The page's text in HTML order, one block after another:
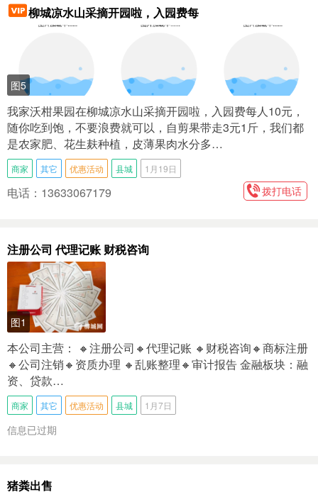
柳城凉水山采摘开园啦，入园费每
图5
我家沃柑果园在柳城凉水山采摘开园啦，入园费每人10元，
随你吃到饱，不要浪费就可以，自剪果带走3元1斤，我们都
是农家肥、花生麸种植，皮薄果肉水分多…
商家 其它 优惠活动 县城 1月19日
电话：13633067179 拨打电话
注册公司 代理记账 财税咨询
图1
本公司主营： 🔸注册公司🔸代理记账 🔸财税咨询🔸商标注册
🔸公司注销🔸资质办理 🔸乱账整理🔸审计报告 金融板块：融
资、贷款…
商家 其它 优惠活动 县城 1月7日
信息已过期
猪粪出售